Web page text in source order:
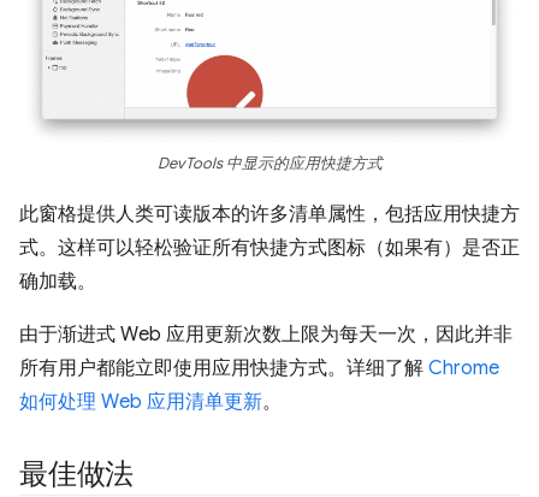
DevTools 中显示的应用快捷方式
此窗格提供人类可读版本的许多清单属性，包括应用快捷方
式。这样可以轻松验证所有快捷方式图标（如果有）是否正
确加载。
由于渐进式 Web 应用更新次数上限为每天一次，因此并非
所有用户都能立即使用应用快捷方式。详细了解 Chrome
如何处理 Web 应用清单更新。
最佳做法